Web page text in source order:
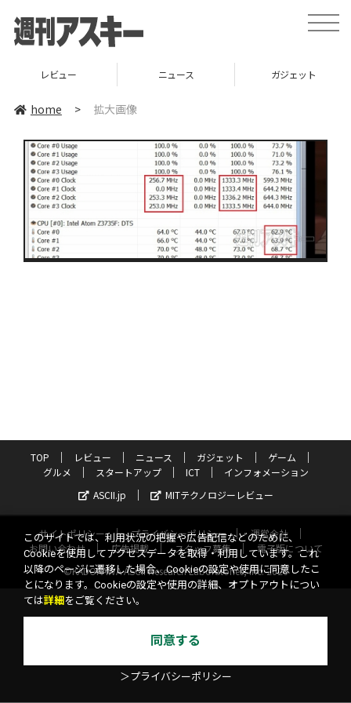
toggle
レビュー ニュース ガジェット
home > 拡大画像
TOP レビュー ニュース ガジェット
ゲーム
グルメ
スタートアップ ICT
インフォメーション
ASCII.jp
MITテクノロジーレビュー
サイトポリシー プライバシーポリシー
運営会社
お問い合わせ
広告掲載 スタッフ募集
電子版について
©KADOKAWA ASCII Research Laboratories, Inc. 2026
このサイトでは、利用状況の把握や広告配信などのために、
Cookieを使用してアクセスデータを取得・利用しています。これ
以降のページに遷移した場合、Cookieの設定や使用に同意したこ
とになります。Cookieの設定や使用の詳細、オプトアウトについ
ては詳細 をご覧ください。
同意する
＞プライバシーポリシー